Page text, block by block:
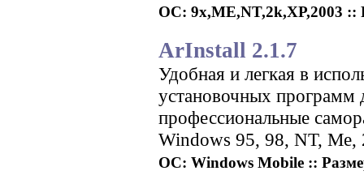
ОС: 9x,ME,NT,2k,XP,2003 ::
ArInstall 2.1.7
Удобная и легкая в
установочных программ
профессиональные
Windows 95, 98, NT, Me,
ОС: Windows Mobile ::